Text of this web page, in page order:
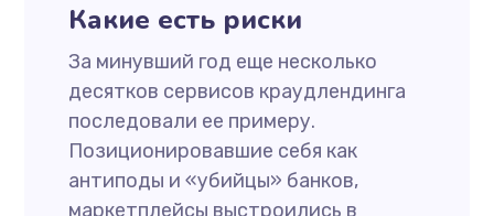
Какие есть риски
За минувший год еще несколько
десятков сервисов краудлендинга
последовали ее примеру.
Позиционировавшие себя как
антиподы и «убийцы» банков,
маркетплейсы выстроились в